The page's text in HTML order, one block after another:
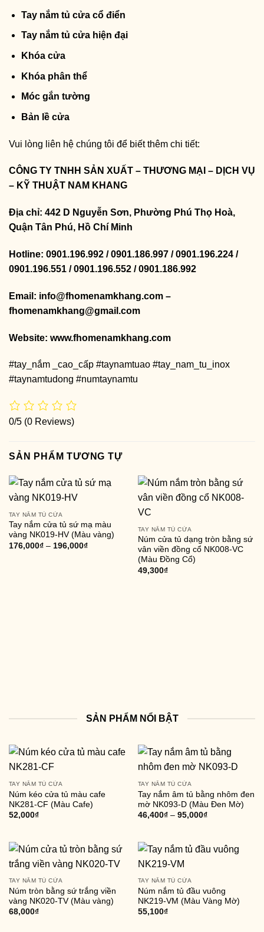
Tay nắm tủ cửa cổ điển
Tay nắm tủ cửa hiện đại
Khóa cửa
Khóa phân thể
Móc gắn tường
Bản lề cửa
Vui lòng liên hệ chúng tôi để biết thêm chi tiết:
CÔNG TY TNHH SẢN XUẤT – THƯƠNG MẠI – DỊCH VỤ
– KỸ THUẬT NAM KHANG
Địa chỉ: 442 D Nguyễn Sơn, Phường Phú Thọ Hoà,
Quận Tân Phú, Hồ Chí Minh
Hotline: 0901.196.992 / 0901.186.997 / 0901.196.224 /
0901.196.551 / 0901.196.552 / 0901.186.992
Email: info@fhomenamkhang.com –
fhomenamkhang@gmail.com
Website: www.fhomenamkhang.com
#tay_nắm _cao_cấp #taynamtuao #tay_nam_tu_inox
#taynamtudong #numtaynamtu
0/5 (0 Reviews)
SẢN PHẨM TƯƠNG TỰ
TAY NẮM TỦ CỬA
Tay nắm cửa tủ sứ mạ màu
vàng NK019-HV (Màu vàng)
176,000₫– 196,000₫
TAY NẮM TỦ CỬA
Núm cửa tủ dạng tròn bằng sứ
vân viền đồng cổ NK008-VC
(Màu Đồng Cổ)
49,300₫
SẢN PHẨM NỔI BẬT
TAY NẮM TỦ CỬA
Núm kéo cửa tủ màu cafe
NK281-CF (Màu Cafe)
52,000₫
TAY NẮM TỦ CỬA
Tay nắm âm tủ bằng nhôm đen
mờ NK093-D (Màu Đen Mờ)
46,400₫– 95,000₫
TAY NẮM TỦ CỬA
Núm tròn bằng sứ trắng viền
vàng NK020-TV (Màu vàng)
68,000₫
TAY NẮM TỦ CỬA
Núm nắm tủ đầu vuông
NK219-VM (Màu Vàng Mờ)
55,100₫